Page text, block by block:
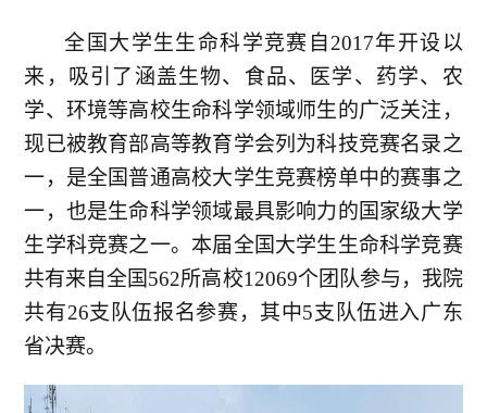
全国大学生生命科学竞赛自2017年开设以
来，吸引了涵盖生物、食品、医学、药学、农
学、环境等高校生命科学领域师生的广泛关注，
现已被教育部高等教育学会列为科技竞赛名录之
一， 是全国普通高校大学生竞赛榜单中的赛事之
一， 也是生命科学领域最具影响力的国家级大学
生学科竞赛之一。本届全国大学生生命科学竞赛
共有来自全国562所高校12069个团队参与 ，我院
共有26支队伍报名参赛，其中5支队伍进入广东
省决赛。